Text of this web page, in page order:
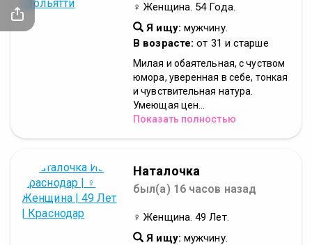
♀ Женщина. 54 Года.
Я ищу: мужчину.
В возрасте: от 31 и старше
Милая и обаятельная, с чуством
юмора, уверенная в себе, тонкая
и чувствительная натура.
Умеющая цен...
Показать полностью
Наталочка
был(а) 16 часов назад
♀ Женщина. 49 Лет.
Я ищу: мужчину.